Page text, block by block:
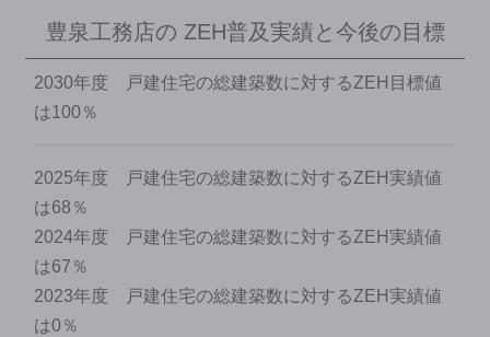
豊泉工務店の ZEH普及実績と今後の目標
2030年度 戸建住宅の総建築数に対するZEH目標値
は100％
2025年度 戸建住宅の総建築数に対するZEH実績値
は68％
2024年度 戸建住宅の総建築数に対するZEH実績値
は67％
2023年度 戸建住宅の総建築数に対するZEH実績値
は0％